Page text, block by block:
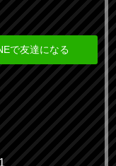
で友達になる